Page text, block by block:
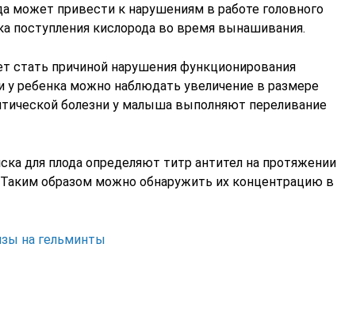
может привести к нарушениям в работе головного
поступления кислорода во время вынашивания.
стать причиной нарушения функционирования
у ребенка можно наблюдать увеличение в размере
болезни у малыша выполняют переливание
для плода определяют титр антител на протяжении
образом можно обнаружить их концентрацию в
на гельминты